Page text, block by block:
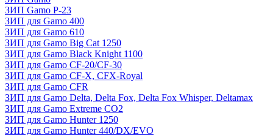
ЗИП Gamo P-23
ЗИП для Gamo 400
ЗИП для Gamo 610
ЗИП для Gamo Big Cat 1250
ЗИП для Gamo Black Knight 1100
ЗИП для Gamo CF-20/CF-30
ЗИП для Gamo CF-X, CFX-Royal
ЗИП для Gamo CFR
ЗИП для Gamo Delta, Delta Fox, Delta Fox Whisper, Deltamax
ЗИП для Gamo Extreme CO2
ЗИП для Gamo Hunter 1250
ЗИП для Gamo Hunter 440/DX/EVO